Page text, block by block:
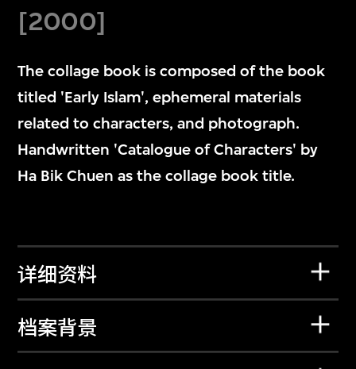
[2000]
The collage book is composed of the book
titled 'Early Islam', ephemeral materials
related to characters, and photograph.
Handwritten 'Catalogue of Characters' by
Ha Bik Chuen as the collage book title.
详细资料
档案背景